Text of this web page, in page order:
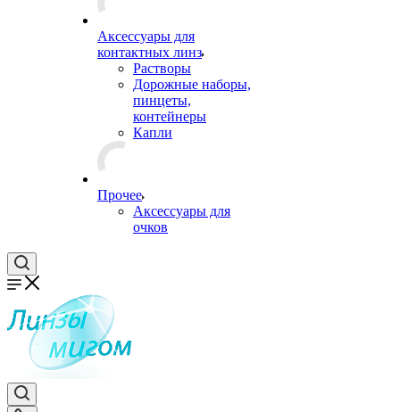
Аксессуары для
контактных линз
Растворы
Дорожные наборы,
пинцеты,
контейнеры
Капли
Прочее
Аксессуары для
очков